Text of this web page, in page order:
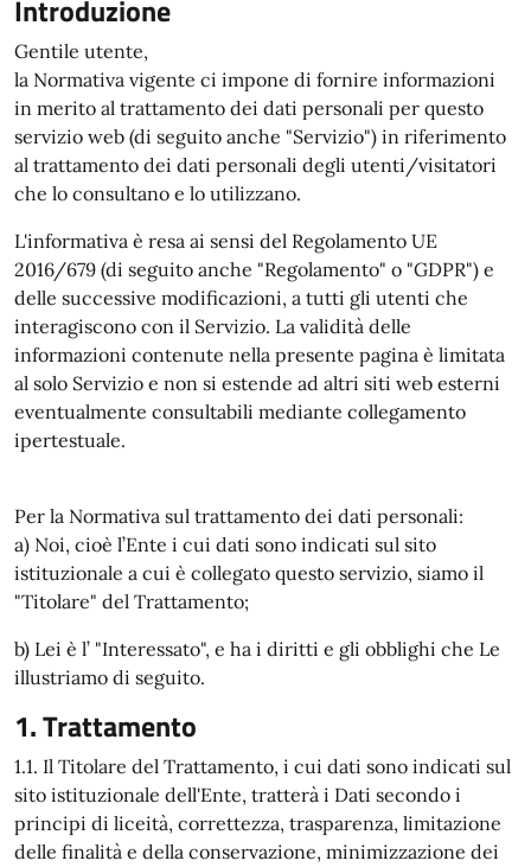
Introduzione
Gentile utente,
la Normativa vigente ci impone di fornire informazioni
in merito al trattamento dei dati personali per questo
servizio web (di seguito anche "Servizio") in riferimento
al trattamento dei dati personali degli utenti/visitatori
che lo consultano e lo utilizzano.
L'informativa è resa ai sensi del Regolamento UE
2016/679 (di seguito anche "Regolamento" o "GDPR") e
delle successive modificazioni, a tutti gli utenti che
interagiscono con il Servizio. La validità delle
informazioni contenute nella presente pagina è limitata
al solo Servizio e non si estende ad altri siti web esterni
eventualmente consultabili mediante collegamento
ipertestuale.
Per la Normativa sul trattamento dei dati personali:
a) Noi, cioè l’Ente i cui dati sono indicati sul sito
istituzionale a cui è collegato questo servizio, siamo il
"Titolare" del Trattamento;
b) Lei è l’ "Interessato", e ha i diritti e gli obblighi che Le
illustriamo di seguito.
1. Trattamento
1.1. Il Titolare del Trattamento, i cui dati sono indicati sul
sito istituzionale dell'Ente, tratterà i Dati secondo i
principi di liceità, correttezza, trasparenza, limitazione
delle finalità e della conservazione, minimizzazione dei